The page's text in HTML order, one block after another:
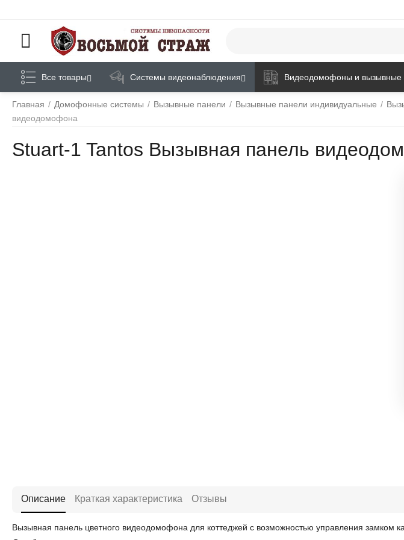
Все товары Системы видеонаблюдения Видеодомофоны и вызывные
Главная / Домофонные системы / Вызывные панели / Вызывные панели индивидуальные /
видеодомофона
Stuart-1 Tantos Вызывная панель
Описание Краткая характеристика Отзывы
Вызывная панель цветного видеодомофона для коттеджей с возможностью управления замком